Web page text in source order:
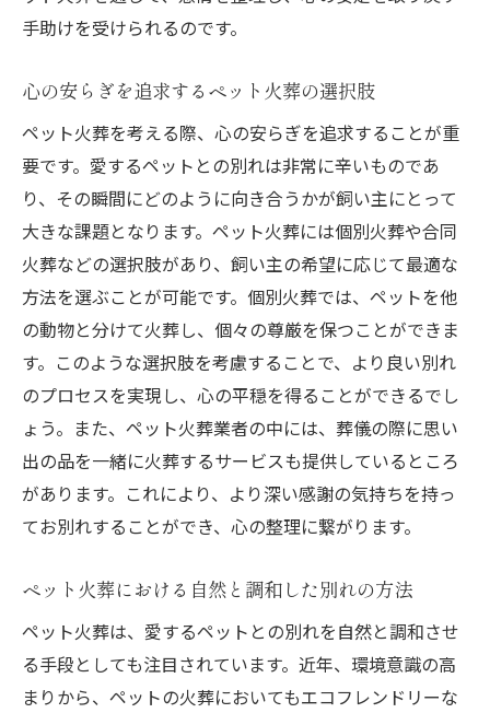
手助けを受けられるのです。
心の安らぎを追求するペット火葬の選択肢
ペット火葬を考える際、心の安らぎを追求することが重
要です。愛するペットとの別れは非常に辛いものであ
り、その瞬間にどのように向き合うかが飼い主にとって
大きな課題となります。ペット火葬には個別火葬や合同
火葬などの選択肢があり、飼い主の希望に応じて最適な
方法を選ぶことが可能です。個別火葬では、ペットを他
の動物と分けて火葬し、個々の尊厳を保つことができま
す。このような選択肢を考慮することで、より良い別れ
のプロセスを実現し、心の平穏を得ることができるでし
ょう。また、ペット火葬業者の中には、葬儀の際に思い
出の品を一緒に火葬するサービスも提供しているところ
があります。これにより、より深い感謝の気持ちを持っ
てお別れすることができ、心の整理に繋がります。
ペット火葬における自然と調和した別れの方法
ペット火葬は、愛するペットとの別れを自然と調和させ
る手段としても注目されています。近年、環境意識の高
まりから、ペットの火葬においてもエコフレンドリーな